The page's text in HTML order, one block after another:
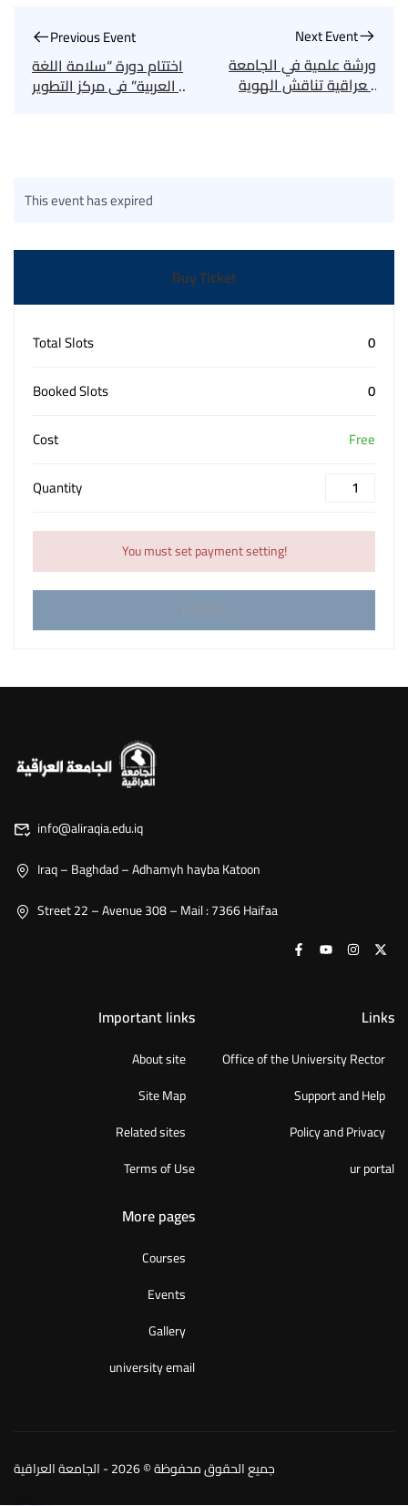
Previous Event
اختتام دورة “سلامة اللغة
العربية” في مركز التطوير
Next Event
ورشة علمية في الجامعة
العراقية تناقش الهوية
This event has expired
Buy Ticket
Total Slots
0
Booked Slots
0
Cost
Free
Quantity
You must set payment setting!
EXPIRED
info@aliraqia.edu.iq
Iraq – Baghdad – Adhamyh hayba Katoon
Street 22 – Avenue 308 – Mail : 7366 Haifaa
Important links
About site
Site Map
Related sites
Terms of Use
Links
Office of the University Rector
Support and Help
Policy and Privacy
ur portal
More pages
Courses
Events
Gallery
university email
جميع الحقوق محفوظة © 2026 - الجامعة العراقية